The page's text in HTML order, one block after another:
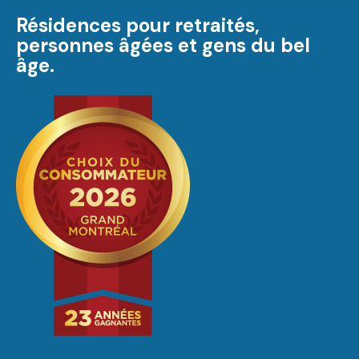
Résidences pour retraités,
personnes âgées et gens du bel
âge.